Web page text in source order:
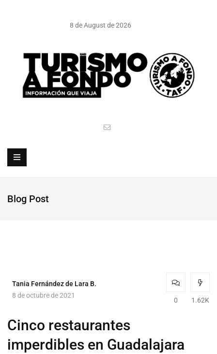
8 de August de 2026
Blog Post
Tania Fernández de Lara B.
8 de octubre de 2021
0 1.62K
Cinco restaurantes
imperdibles en Guadalajara